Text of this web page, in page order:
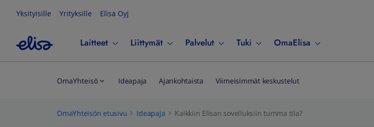
Yksityisille Yrityksille Elisa Oyj
Laitteet Liittymät Palvelut Tuki OmaElisa
OmaYhteisö Ideapaja Ajankohtaista Viimeisimmät keskustelut
OmaYhteisön etusivu Ideapaja Kaikkiin Elisan sovelluksiin tumma tila?